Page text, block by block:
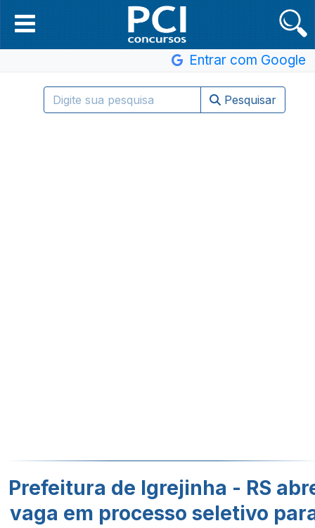
Entrar com Google
Pesquisar
Prefeitura de Igrejinha - RS
vaga em processo seletivo